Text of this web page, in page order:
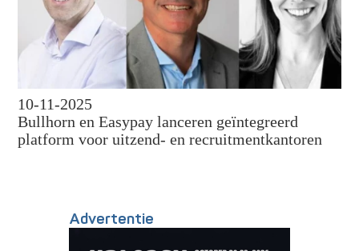
10-11-2025
Bullhorn en Easypay lanceren geïntegreerd
platform voor uitzend- en recruitmentkantoren
Advertentie